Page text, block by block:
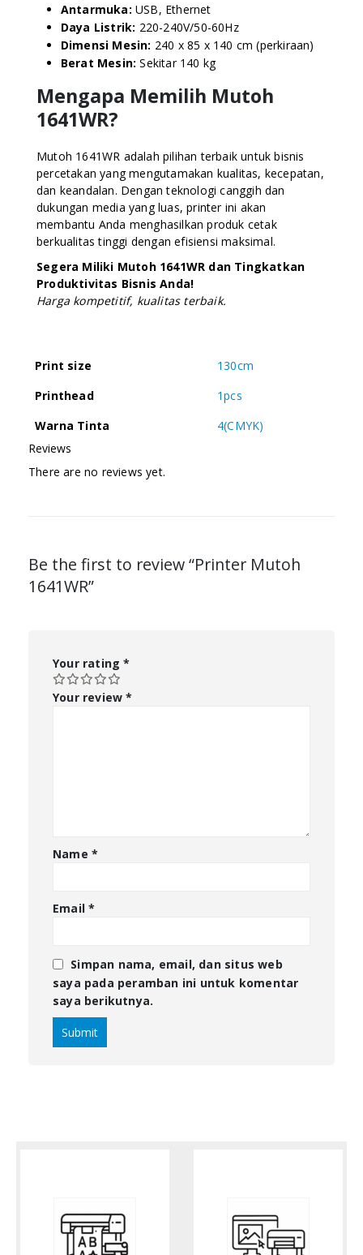
Antarmuka: USB, Ethernet
Daya Listrik: 220-240V/50-60Hz
Dimensi Mesin: 240 x 85 x 140 cm (perkiraan)
Berat Mesin: Sekitar 140 kg
Mengapa Memilih Mutoh
1641WR?
Mutoh 1641WR adalah pilihan terbaik untuk bisnis
percetakan yang mengutamakan kualitas, kecepatan,
dan keandalan. Dengan teknologi canggih dan
dukungan media yang luas, printer ini akan
membantu Anda menghasilkan produk cetak
berkualitas tinggi dengan efisiensi maksimal.
Segera Miliki Mutoh 1641WR dan Tingkatkan
Produktivitas Bisnis Anda!
Harga kompetitif, kualitas terbaik.
Print size
130cm
Printhead
1pcs
Warna Tinta
4(CMYK)
Reviews
There are no reviews yet.
Be the first to review “Printer Mutoh
1641WR”
Your rating*
Your review*
Name *
Email*
Simpan nama, email, dan situs web
saya pada peramban ini untuk komentar
saya berikutnya.